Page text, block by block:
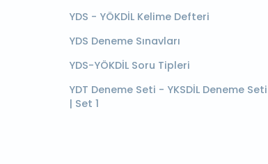
YDS - YÖKDİL Kelime Defteri
YDS Deneme Sınavları
YDS-YÖKDİL Soru Tipleri
YDT Deneme Seti - YKSDİL Deneme Seti
| Set 1